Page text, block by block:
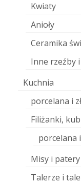
Kwiaty
Anioły
Ceramika
Inne rzeźby
Kuchnia
porcelana i
Filiżanki,
porcelana
Misy i patery
Talerze i